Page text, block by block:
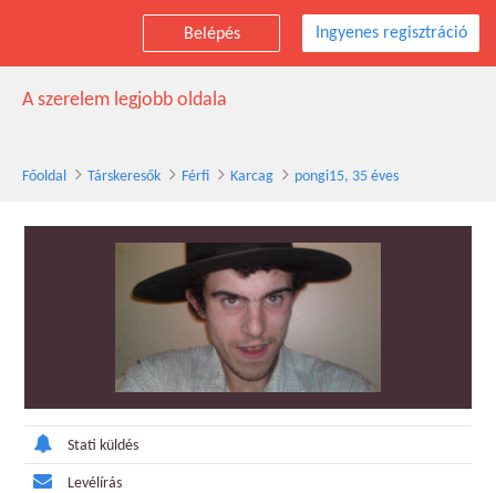
Belépés Ingyenes regisztráció
pongi15 társkereső férfi, 35 éves, Karcag
A szerelem legjobb oldala
Főoldal Társkeresők Férfi Karcag pongi15, 35 éves
Stati küldés
Levélírás